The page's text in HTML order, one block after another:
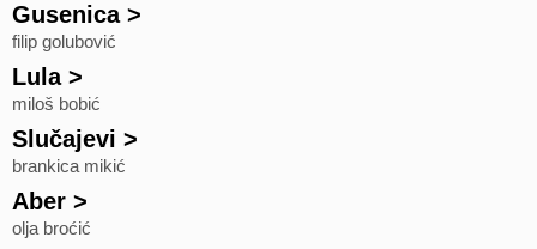
Gusenica>
filip golubović
Lula>
miloš bobić
Slučajevi >
brankica mikić
Aber >
olja broćić